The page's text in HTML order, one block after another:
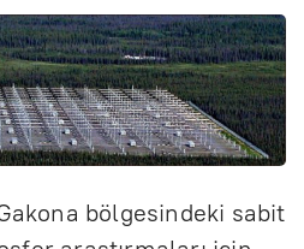
bölgesindeki sabit